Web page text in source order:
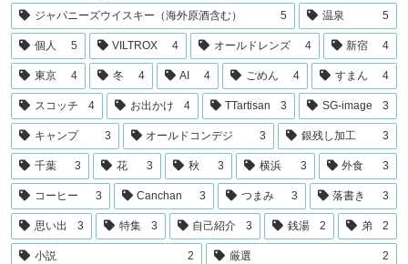
ジャパニーズウイスキー（海外原酒含む） 5 温泉 5
個人 5 VILTROX 4 オールドレンズ 4 新宿 4
東京 4 冬 4 AI 4 ごめん 4 すまん 4
スコッチ 4 お出かけ 4 TTartisan 3 SG-image 3
キャンプ 3 オールドコンデジ 3 銀残し加工 3
千葉 3 花 3 秋 3 横浜 3 外食 3
コーヒー 3 Canchan 3 つまみ 3 落書き 3
思い出 3 特集 3 自己紹介 3 銭湯 2 弟 2
小説 2 厳選 2